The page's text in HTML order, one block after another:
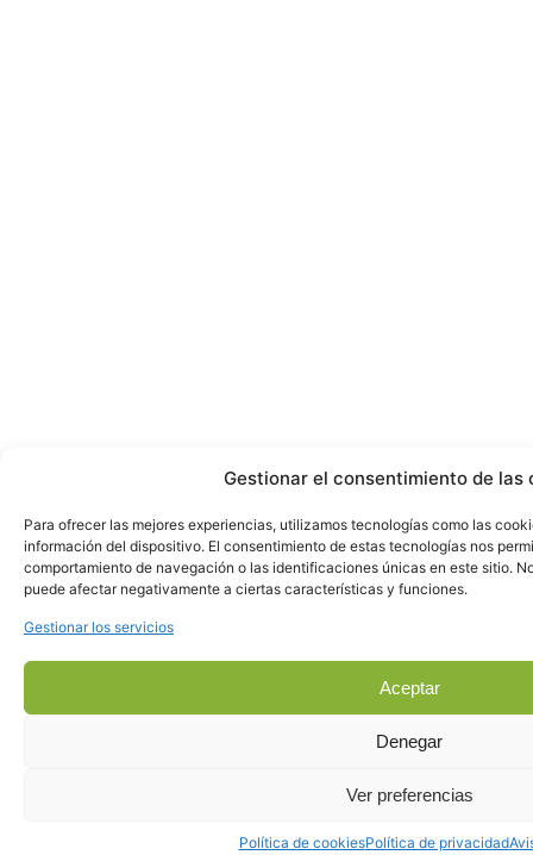
Gestionar el consentimiento de las
Para ofrecer las mejores experiencias, utilizamos tecnologías como las
información del dispositivo. El consentimiento de estas tecnologías nos
comportamiento de navegación o las identificaciones únicas en este sitio.
puede afectar negativamente a ciertas características y funciones.
Gestionar los servicios
Aceptar
Denegar
Ver preferencias
Política de cookiesPolítica de privacidad